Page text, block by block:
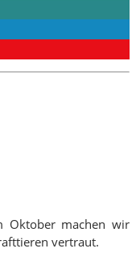
Oktober machen wir
vertraut.